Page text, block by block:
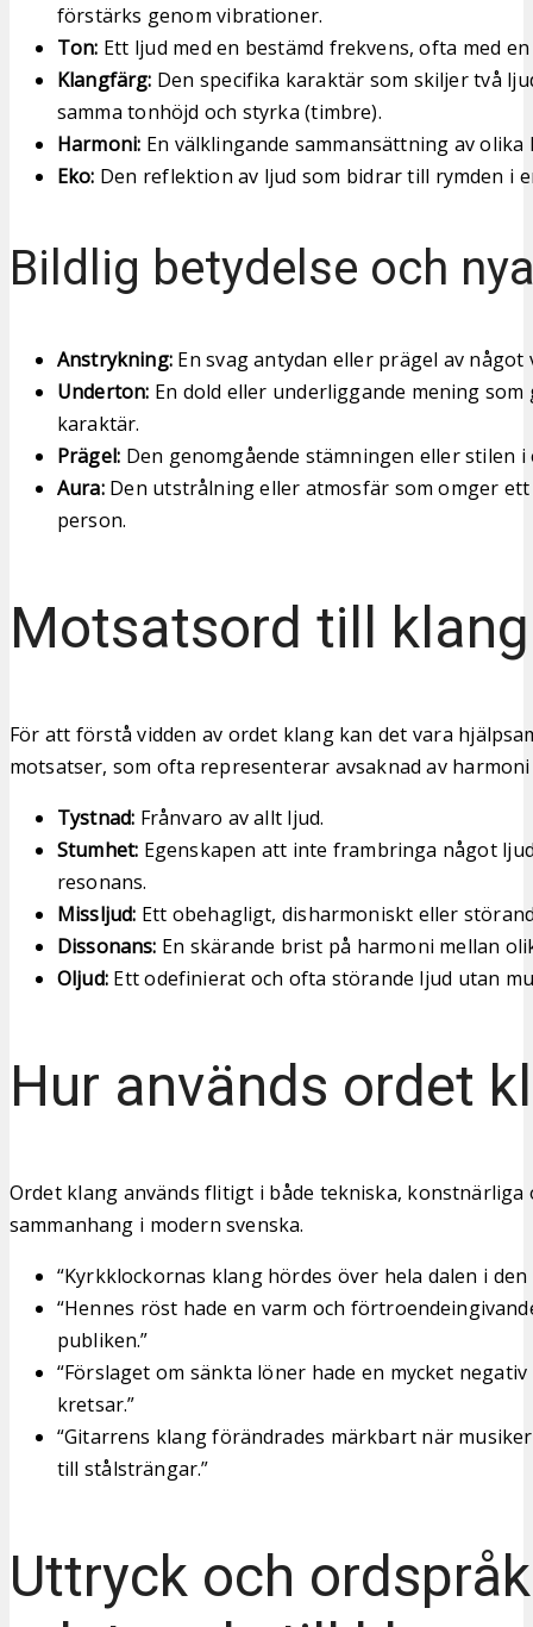
förstärks genom vibrationer.
Ton: Ett ljud med en bestämd frekvens, ofta med
Klangfärg: Den specifika karaktär som skiljer två
samma tonhöjd och styrka (timbre).
Harmoni: En välklingande sammansättning av
Eko: Den reflektion av ljud som bidrar till rymden i
Bildlig betydelse och
Anstrykning:En svag antydan eller prägel av något
Underton: En dold eller underliggande mening som
karaktär.
Prägel: Den genomgående stämningen eller stilen
Aura:Den utstrålning eller atmosfär som omger
person.
Motsatsord till klang
För att förstå vidden av ordet klang kan det vara
motsatser, som ofta representerar avsaknad av
Tystnad: Frånvaro av allt ljud.
Stumhet: Egenskapen att inte frambringa något
resonans.
Missljud: Ett obehagligt, disharmoniskt eller
Dissonans: En skärande brist på harmoni mellan
Oljud:Ett odefinierat och ofta störande ljud utan
Hur används ordet
Ordet klang används flitigt i både tekniska, konstnärliga
sammanhang i modern svenska.
“Kyrkklockornas klang hördes över hela dalen i
“Hennes röst hade en varm och
publiken.”
“Förslaget om sänkta löner hade en mycket
kretsar.”
“Gitarrens klang förändrades märkbart när
till stålsträngar.”
Uttryck och ordspråk